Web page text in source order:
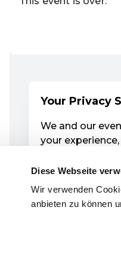
Diese Webseite
Wir verwenden
anbieten zu können